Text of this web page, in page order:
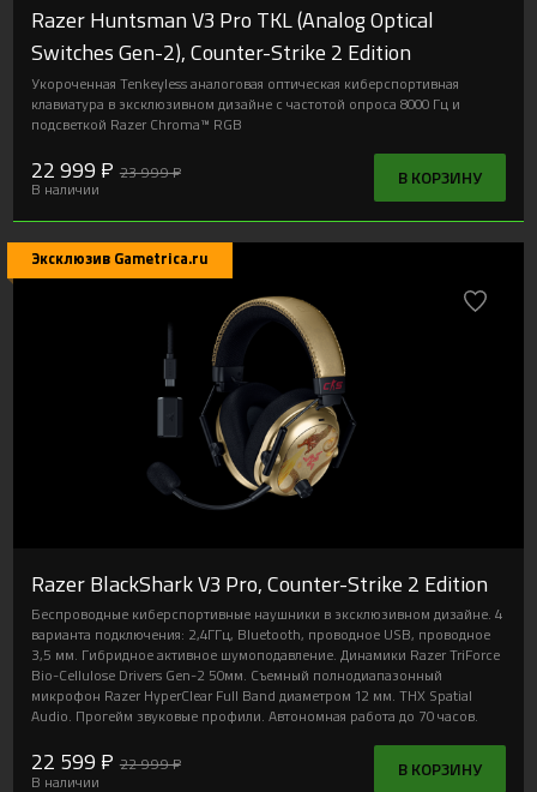
Razer Huntsman V3 Pro TKL (Analog Optical
Switches Gen-2), Counter-Strike 2 Edition
Укороченная Tenkeyless аналоговая оптическая киберспортивная
клавиатура в эксклюзивном дизайне с частотой опроса 8000 Гц и
подсветкой Razer Chroma™ RGB
22 999 ₽ 23 999 ₽
В наличии
В КОРЗИНУ
Эксклюзив Gametrica.ru
Razer BlackShark V3 Pro, Counter-Strike 2 Edition
Беспроводные киберспортивные наушники в эксклюзивном дизайне. 4
варианта подключения: 2,4ГГц, Bluetooth, проводное USB, проводное
3,5 мм. Гибридное активное шумоподавление. Динамики Razer TriForce
Bio-Cellulose Drivers Gen-2 50мм. Съемный полнодиапазонный
микрофон Razer HyperClear Full Band диаметром 12 мм. THX Spatial
Audio. Прогейм звуковые профили. Автономная работа до 70 часов.
22 599 ₽ 22 999 ₽
В наличии
В КОРЗИНУ